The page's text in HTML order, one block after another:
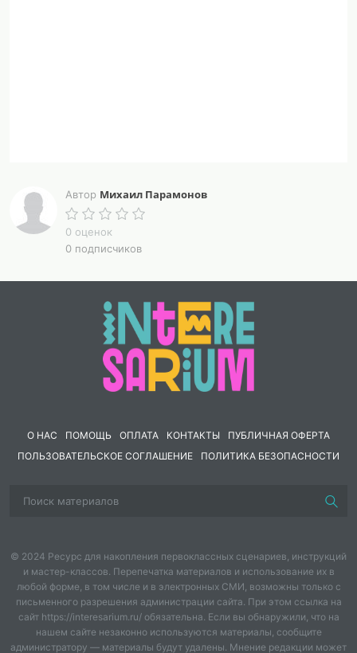
Автор Михаил Парамонов
0 оценок
0 подписчиков
О НАС ПОМОЩЬ ОПЛАТА КОНТАКТЫ
ПУБЛИЧНАЯ ОФЕРТА
ПОЛЬЗОВАТЕЛЬСКОЕ СОГЛАШЕНИЕ
ПОЛИТИКА БЕЗОПАСНОСТИ
© 2024 Ресурс для накопления первоклассных сценариев, инструкций
и мастер-классов. Перепечатка материалов и использование их в
любой форме, в том числе и в электронных СМИ, возможны только с
письменного разрешения администрации сайта. При этом ссылка на
сайт https://interesarium.ru/ обязательна. Если вы обнаружили, что на
нашем сайте незаконно используются материалы, сообщите
администратору — материалы будут удалены. Мнение редакции может